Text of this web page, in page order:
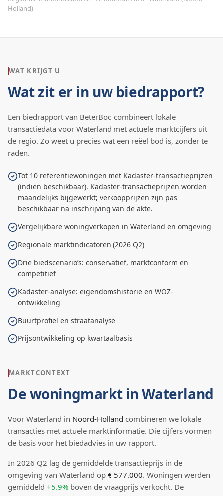
Holland)
WAT KRIJGT U
Wat zit er in uw biedrapport?
Een biedrapport van BeterBod combineert lokale
transactiedata voor Waterland met actuele marktcijfers uit
de regio. Zo weet u precies wat een reëel bod is, zonder te
raden.
Tot 10 referentiewoningen met Kadaster-transactieprijzen
(indien beschikbaar). Kadaster-transactieprijzen worden
maandelijks bijgewerkt; verkoopprijzen zijn pas
beschikbaar na inschrijving van de akte.
Vergelijkbare woningverkopen in Waterland en omgeving
Regionale marktindicatoren (2026 Q2)
Drie biedscenario’s: conservatief, marktconform en
competitief
Kadaster-analyse: eigendomshistorie en WOZ-
ontwikkeling
Buurtprofiel en straatanalyse
Prijsontwikkeling op kwartaalbasis
MARKTCONTEXT
De woningmarkt inWaterland
Voor Waterland in Noord-Holland combineren we lokale
transacties met actuele marktinformatie. Die cijfers vormen
de basis voor het biedadvies in uw rapport.
In 2026 Q2 lag de gemiddelde transactieprijs in de
omgeving van Waterland op € 577.000. Woningen werden
gemiddeld +5.9% boven de vraagprijs verkocht. De